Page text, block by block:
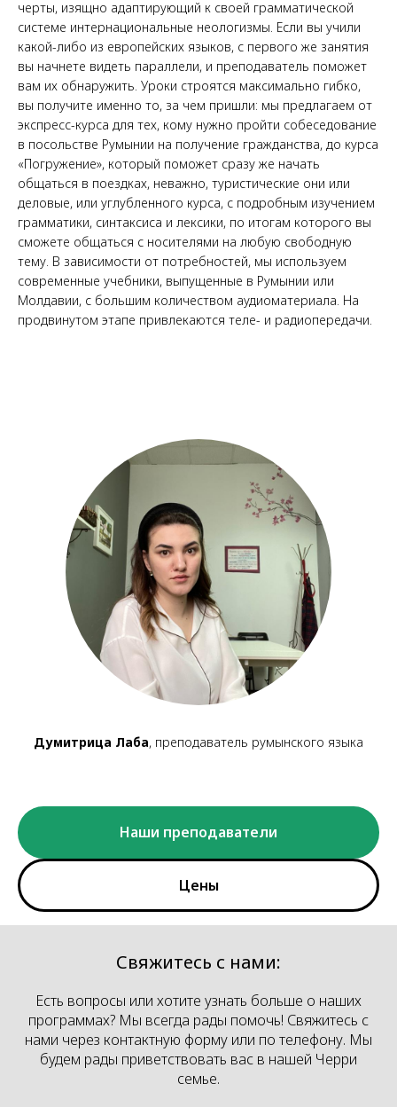
черты, изящно адаптирующий к своей грамматической
системе интернациональные неологизмы. Если вы учили
какой-либо из европейских языков, с первого же занятия
вы начнете видеть параллели, и преподаватель поможет
вам их обнаружить. Уроки строятся максимально гибко,
вы получите именно то, за чем пришли: мы предлагаем от
экспресс-курса для тех, кому нужно пройти собеседование
в посольстве Румынии на получение гражданства, до курса
«Погружение», который поможет сразу же начать
общаться в поездках, неважно, туристические они или
деловые, или углубленного курса, с подробным изучением
грамматики, синтаксиса и лексики, по итогам которого вы
сможете общаться с носителями на любую свободную
тему. В зависимости от потребностей, мы используем
современные учебники, выпущенные в Румынии или
Молдавии, с большим количеством аудиоматериала. На
продвинутом этапе привлекаются теле- и радиопередачи.
Думитрица Лаба, преподаватель румынского языка
Наши преподаватели
Цены
Свяжитесь с нами:
Есть вопросы или хотите узнать больше о наших
программах? Мы всегда рады помочь! Свяжитесь с
нами через контактную форму или по телефону. Мы
будем рады приветствовать вас в нашей Черри
семье.